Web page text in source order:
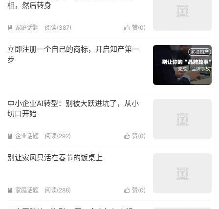
相，然后转身
 赞(0)
 家庭话题 阅读(387)
立即注册一个自己的商标，开启知产第一
步
中小企业AI转型：别被大跃进坑了，从小
切口开始
 赞(0)
 企业话题 阅读(292)
别让家风只活在春节的饭桌上
 赞(0)
 家庭话题 阅读(288)